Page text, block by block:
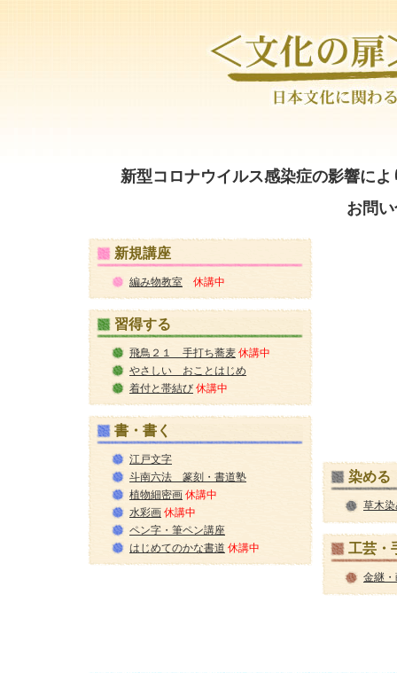
新型コロナウイルス感染症の影響に
お問
新規講座
編み物教室 休講中
習得する
飛鳥２１ 手打ち蕎麦 休講中
やさしい おことはじめ
着付と帯結び 休講中
書・書く
江戸文字
斗南六法 篆刻・書道塾
植物細密画 休講中
水彩画 休講中
ペン字・筆ペン講座
はじめてのかな書道 休講中
染める
草木
工芸・
金継